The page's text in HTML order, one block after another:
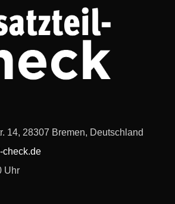
08
09
09
04
14, 28307 Bremen, Deutschland
check.de
Uhr